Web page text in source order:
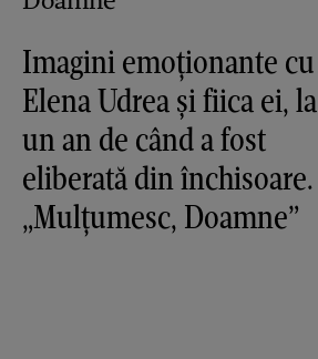
Imagini emoționante cu
Elena Udrea și fiica ei, la
un an de când a fost
eliberată din închisoare.
„Mulțumesc, Doamne”